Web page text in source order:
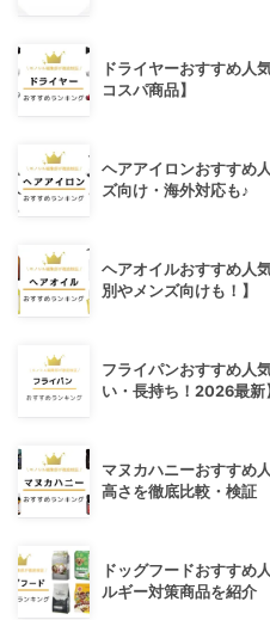
ドライヤーおすすめ人
コスパ商品】
ヘアアイロンおすすめ
ズ向け・海外対応も♪
ヘアオイルおすすめ人
別やメンズ向けも！】
フライパンおすすめ人
い・長持ち！2026最新
マヌカハニーおすすめ
高さを徹底比較・検証
ドッグフードおすすめ
ルギー対策商品を紹介